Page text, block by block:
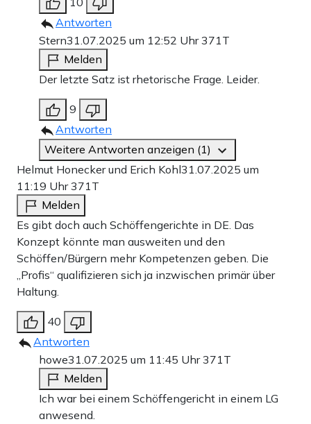
Antworten
Stern31.07.2025 um 12:52 Uhr371T
Melden
Der letzte Satz ist rhetorische Frage. Leider.
9
Antworten
Weitere Antworten anzeigen (1)
Helmut Honecker und Erich Kohl31.07.2025 um
11:19 Uhr371T
Melden
Es gibt doch auch Schöffengerichte in DE. Das
Konzept könnte man ausweiten und den
Schöffen/Bürgern mehr Kompetenzen geben. Die
„Profis“ qualifizieren sich ja inzwischen primär über
Haltung.
40
Antworten
howe31.07.2025 um 11:45 Uhr371T
Melden
Ich war bei einem Schöffengericht in einem LG
anwesend.